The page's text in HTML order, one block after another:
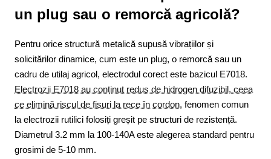
un plug sau o remorcă agricolă?
Pentru orice structură metalică supusă vibrațiilor și
solicitărilor dinamice, cum este un plug, o remorcă sau un
cadru de utilaj agricol, electrodul corect este bazicul E7018.
Electrozii E7018 au conținut redus de hidrogen difuzibil, ceea
ce elimină riscul de fisuri la rece în cordon, fenomen comun
la electrozii rutilici folosiți greșit pe structuri de rezistență.
Diametrul 3.2 mm la 100-140A este alegerea standard pentru
grosimi de 5-10 mm.